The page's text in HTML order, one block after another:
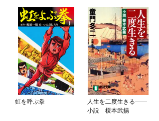
虹を呼ぶ拳
人生を二度生きる——
小説 榎本武揚